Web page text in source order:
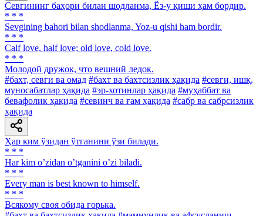
Севгининг баҳори билан шодланма, Ёз-у қиши ҳам бордир.
* * *
Sevgining bahori bilan shodlanma, Yoz-u qishi ham bordir.
* * *
Calf love, half love; old love, cold love.
* * *
Молодой дружок, что вешний ледок.
#бахт, севги ва омад #бахт ва бахтсизлик ҳақида #севги, ишқ,
муносабатлар ҳақида #эр-хотинлар ҳақида #муҳаббат ва
бевафолик ҳақида #севинч ва ғам ҳақида #сабр ва сабрсизлик
ҳақида
Ҳар ким ўзидан ўтганини ўзи билади.
* * *
Har kim oʼzidan oʼtganini oʼzi biladi.
* * *
Every man is best known to himself.
* * *
Всякому своя обида горька.